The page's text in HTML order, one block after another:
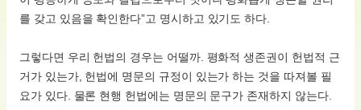
를 갖고 있음을 확인한다”고 명시하고 있기도 하다.
그렇다면 우리 헌법의 경우는 어떨까. 평화적 생존권이 헌법적 근
거가 있는가, 헌법에 명문의 규정이 있는가 하는 것을 따져볼 필
요가 있다. 물론 현행 헌법에는 명문의 문구가 존재하지 않는다.